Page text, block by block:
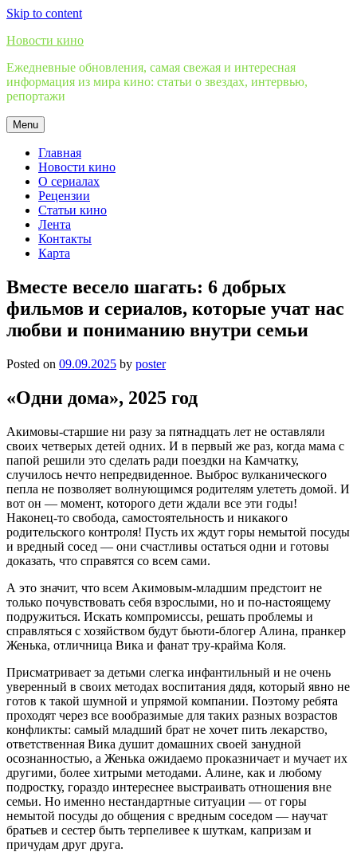
Skip to content
Новости кино
Ежедневные обновления, самая свежая и интересная
информация из мира кино: статьи о звездах, интервью,
репортажи
Menu
Главная
Новости кино
О сериалах
Рецензии
Статьи кино
Лента
Контакты
Карта
Вместе весело шагать: 6 добрых
фильмов и сериалов, которые учат нас
любви и пониманию внутри семьи
Posted on 09.09.2025 by poster
«Одни дома», 2025 год
Акимовы-старшие ни разу за пятнадцать лет не оставляли
своих четверых детей одних. И в первый же раз, когда мама с
папой решили это сделать ради поездки на Камчатку,
случилось нечто непредвиденное. Выброс вулканического
пепла не позволяет волнующимся родителям улететь домой. И
вот он — момент, которого дети ждали все эти годы!
Наконец-то свобода, самостоятельность и никакого
родительского контроля! Пусть их ждут горы немытой посуды
и вредный сосед — они счастливы остаться одни и готовы
доказать, что справятся со всем сами.
А это значит, что всем Акимовым-младшим предстоит не
только почувствовать себя взрослыми, но и по-настоящему
подружиться. Искать компромиссы, решать проблемы и
справляться с хозяйством будут бьюти-блогер Алина, пранкер
Женька, отличница Вика и фанат тру-крайма Коля.
Присматривает за детьми слегка инфантильный и не очень
уверенный в своих методах воспитания дядя, который явно не
готов к такой шумной и упрямой компании. Поэтому ребята
проходят через все вообразимые для таких разных возрастов
конфликты: самый младший брат не хочет пить лекарство,
ответственная Вика душит домашних своей занудной
осознанностью, а Женька ожидаемо проказничает и мучает их
другими, более хитрыми методами. Алине, как и любому
подростку, гораздо интереснее выстраивать отношения вне
семьи. Но именно нестандартные ситуации — от горы
немытой посуды до общения с вредным соседом — научат
братьев и сестер быть терпеливее к шуткам, капризам и
причудам друг друга.